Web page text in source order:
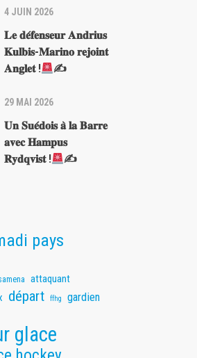
4 JUIN 2026
𝐋𝐞 𝐝𝐞́𝐟𝐞𝐧𝐬𝐞𝐮𝐫 𝐀𝐧𝐝𝐫𝐢𝐮𝐬
𝐊𝐮𝐥𝐛𝐢𝐬-𝐌𝐚𝐫𝐢𝐧𝐨 𝐫𝐞𝐣𝐨𝐢𝐧𝐭
𝐀𝐧𝐠𝐥𝐞𝐭 !
✍
29 MAI 2026
𝐔𝐧 𝐒𝐮𝐞́𝐝𝐨𝐢𝐬 𝐚̀ 𝐥𝐚 𝐁𝐚𝐫𝐫𝐞
𝐚𝐯𝐞𝐜 𝐇𝐚𝐦𝐩𝐮𝐬
𝐑𝐲𝐝𝐪𝐯𝐢𝐬𝐭 !
✍
pays
attaquant
départ ffhg gardien
glace